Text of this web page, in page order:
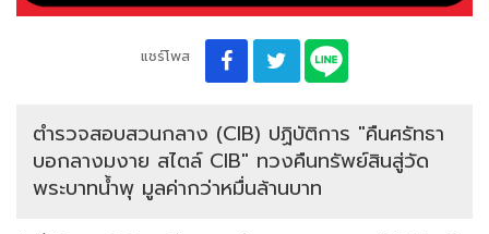
แชร์โพส
ตำรวจสอบสวนกลาง (CIB) ปฏิบัติการ "คืนศรัทธา
บอกลางมงาย สไตล์ CIB" ทวงคืนทรัพย์สินสู่วัด
พระบาทน้ำพุ มูลค่ากว่าหมื่นล้านบาท